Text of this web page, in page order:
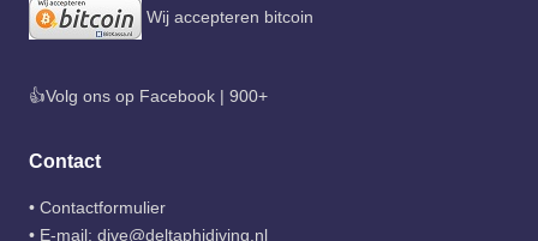
Wij accepteren bitcoin
👍Volg ons op Facebook | 900+
Contact
• Contactformulier
• E-mail: dive@deltaphidiving.nl